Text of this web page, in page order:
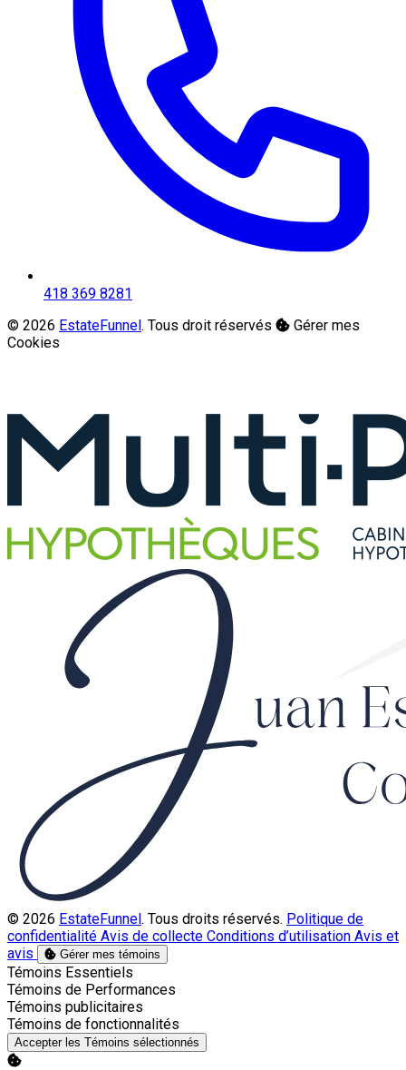
418 369 8281
© 2026 EstateFunnel. Tous droit réservés
Gérer mes
Cookies
© 2026 EstateFunnel. Tous droits réservés. Politique de
confidentialité Avis de collecte Conditions d’utilisation Avis et
avis
Gérer mes témoins
Activer
Témoins Essentiels
Activer
Témoins de Performances
Activer
Témoins publicitaires
Activer
Témoins de fonctionnalités
Accepter les Témoins sélectionnés